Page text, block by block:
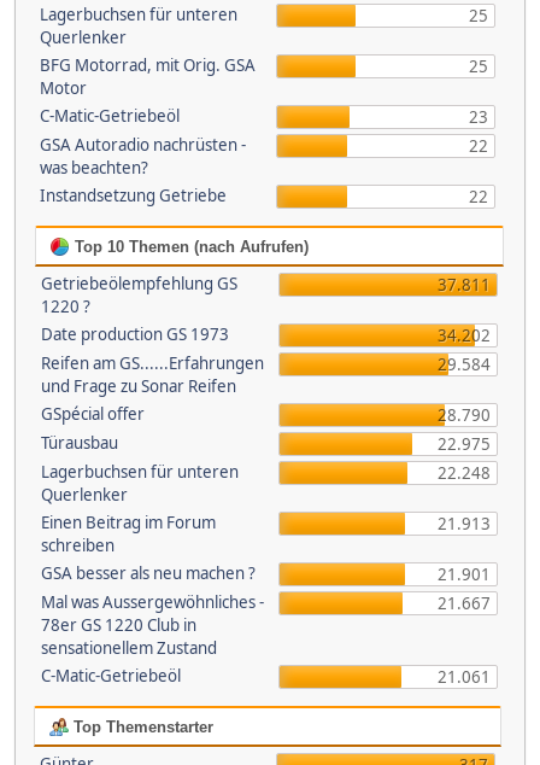
Lagerbuchsen für unteren
Querlenker
25
BFG Motorrad, mit Orig. GSA
Motor
25
C-Matic-Getriebeöl
23
GSA Autoradio nachrüsten -
was beachten?
22
Instandsetzung Getriebe 22
Top 10 Themen (nach Aufrufen)
Getriebeölempfehlung GS
1220 ?
37.811
Date production GS 1973
34.202
Reifen am GS......Erfahrungen
und Frage zu Sonar Reifen
29.584
GSpécial offer
28.790
Türausbau
22.975
Lagerbuchsen für unteren
Querlenker
22.248
Einen Beitrag im Forum
schreiben
21.913
GSA besser als neu machen ?
21.901
Mal was Aussergewöhnliches -
78er GS 1220 Club in
sensationellem Zustand
21.667
C-Matic-Getriebeöl 21.061
Top Themenstarter